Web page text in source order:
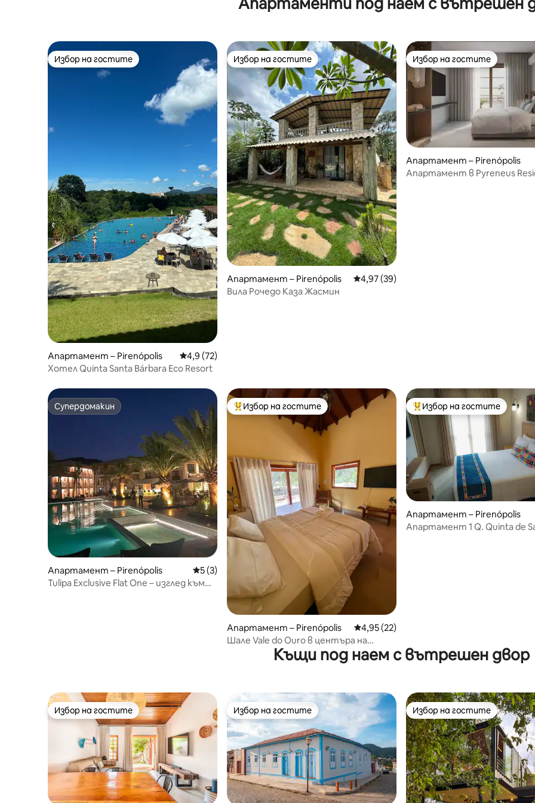
Избор на гостите
Избор на гостите
Апартамент – Pirenópolis Средна оценка: 4,9 от 5, 72 отзива
4,9 (72)
Хотел Quinta Santa Bárbara Eco Resort
Избор на гостите
Избор на гостите
Апартамент – Pirenópolis Средна оценка: 4,97 от 5, 39 отзива
4,97 (39)
Вила Рочедо Каза Жасмин
Избор на гостите
Избор на гостите
Апартамент – Pirenópolis
Апартамент в Pyreneus
Супердомакин
Супердомакин
Апартамент – Pirenópolis Средна оценка: 5 от 5, 3 отзива
5 (3)
Tulipa Exclusive Flat One – изглед към
Най-популярен избор на гостите
Избор на гостите
Апартамент – Pirenópolis Средна оценка: 4,95 от 5, 22 отзива
4,95 (22)
Шале Vale do Ouro в центъра на
Пиренополис.
Най-популярен избор на
Избор на гостите
Апартамент – Pirenópolis
Апартамент 1 Q. Quinta de
Къщи под наем с вътрешен двор
Избор на гостите
Избор на гостите Избор на гостите
Избор на гостите Избор на гостите
Избор на гостите